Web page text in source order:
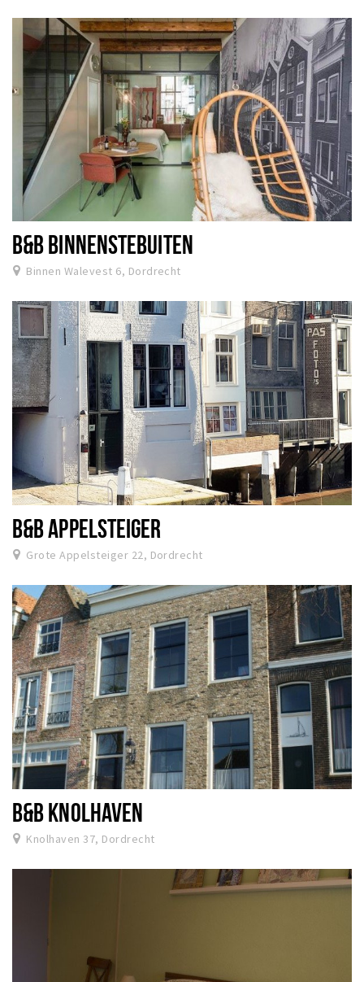
B&B BINNENSTEBUITEN
Binnen Walevest 6, Dordrecht
B&B APPELSTEIGER
Grote Appelsteiger 22, Dordrecht
B&B KNOLHAVEN
Knolhaven 37, Dordrecht